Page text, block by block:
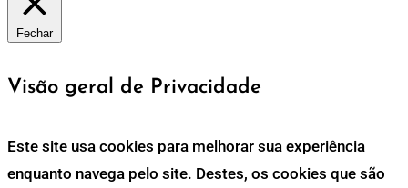
Fechar
Visão geral de Privacidade
Este site usa cookies para melhorar sua experiência
enquanto navega pelo site. Destes, os cookies que são